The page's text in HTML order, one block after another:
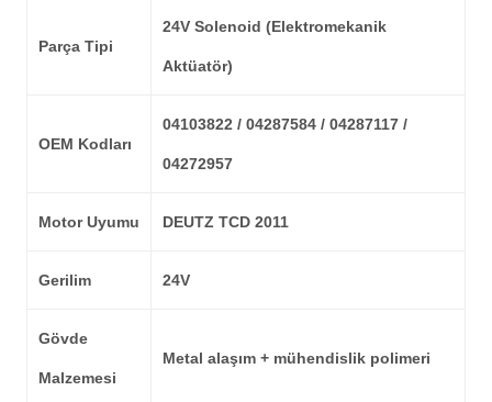
Parça Tipi
24V Solenoid (Elektromekanik
Aktüatör)
OEM Kodları
04103822 / 04287584 / 04287117 /
04272957
Motor Uyumu DEUTZ TCD 2011
Gerilim 24V
Gövde
Malzemesi
Metal alaşım + mühendislik polimeri